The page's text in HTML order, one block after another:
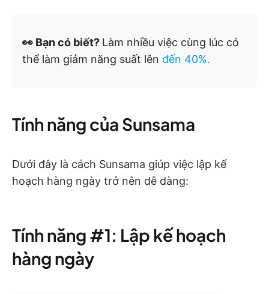
👀 Bạn có biết? Làm nhiều việc cùng lúc có
thể làm giảm năng suất lên đến 40%.
Tính năng của Sunsama
Dưới đây là cách Sunsama giúp việc lập kế
hoạch hàng ngày trở nên dễ dàng:
Tính năng #1: Lập kế hoạch
hàng ngày